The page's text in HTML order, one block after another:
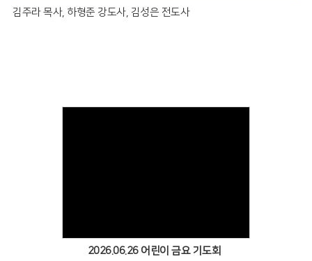
김주라 목사, 하형준 강도사, 김성은 전도사
2026.06.26 어린이 금요 기도회